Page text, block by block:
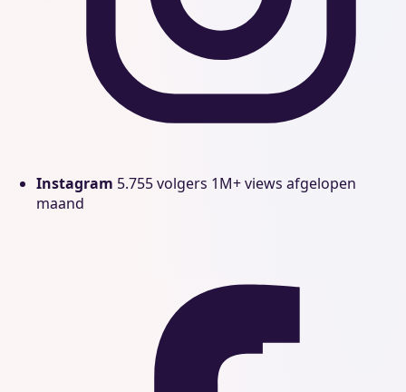
Instagram 5.755 volgers 1M+ views afgelopen
maand